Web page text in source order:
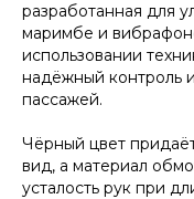
разработанная для
маримбе и
использовании
надёжный контроль
пассажей.
Чёрный цвет
вид, а материал
усталость рук при